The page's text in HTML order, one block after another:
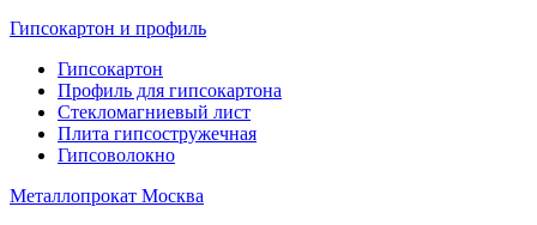
Гипсокартон и профиль
Гипсокартон
Профиль для гипсокартона
Стекломагниевый лист
Плита гипсостружечная
Гипсоволокно
Металлопрокат Москва